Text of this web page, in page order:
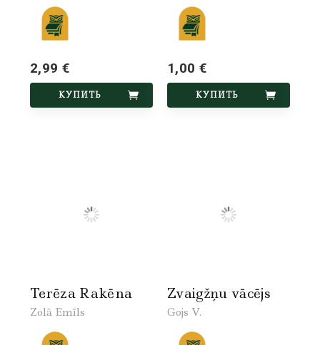
2,99 €
КУПИТЬ
1,00 €
КУПИТЬ
Terēza Rakēna
Zolā Emīls
Zvaigžņu vācējs
Gojs V.